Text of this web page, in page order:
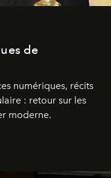
de
numériques, récits
: retour sur les
moderne.